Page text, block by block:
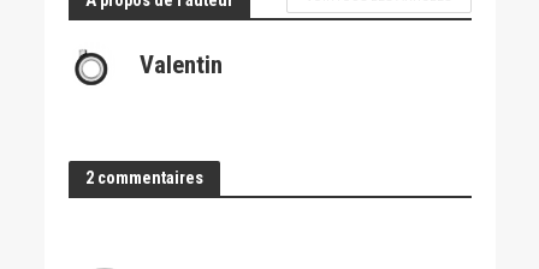
Valentin
2 commentaires